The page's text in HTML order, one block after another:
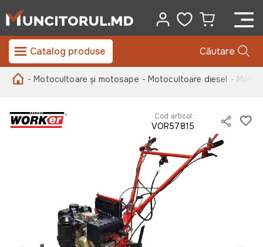
Catalog produse Căutare
- Motocultoare și motosape - Motocultoare diesel -
Cod articol:
VOR57815